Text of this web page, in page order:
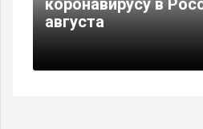
коронавирусу в
августа